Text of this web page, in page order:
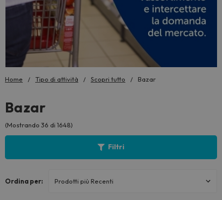
Home Tipo di attività Scopri tutto Bazar
Bazar
(Mostrando 36 di 1648)
Filtri
Ordina per: